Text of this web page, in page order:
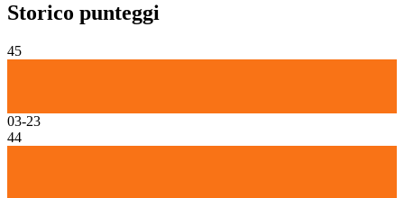
Storico punteggi
45
03-23
44